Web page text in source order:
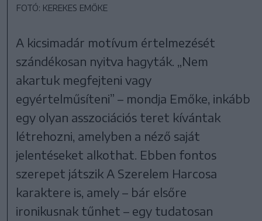
FOTÓ: KEREKES EMŐKE
A kicsimadár motívum értelmezését
szándékosan nyitva hagyták. „Nem
akartuk megfejteni vagy
egyértelműsíteni” – mondja Emőke, inkább
egy olyan asszociációs teret kívántak
létrehozni, amelyben a néző saját
jelentéseket alkothat. Ebben fontos
szerepet játszik A Szerelem Harcosa
karaktere is, amely – bár elsőre
ironikusnak tűnhet – egy tudatosan